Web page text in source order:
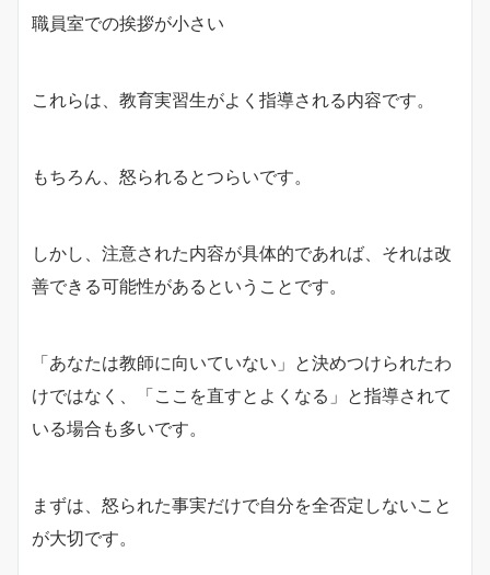
職員室での挨拶が小さい
これらは、教育実習生がよく指導される内容です。
もちろん、怒られるとつらいです。
しかし、注意された内容が具体的であれば、それは改
善できる可能性があるということです。
「あなたは教師に向いていない」と決めつけられたわ
けではなく、「ここを直すとよくなる」と指導されて
いる場合も多いです。
まずは、怒られた事実だけで自分を全否定しないこと
が大切です。